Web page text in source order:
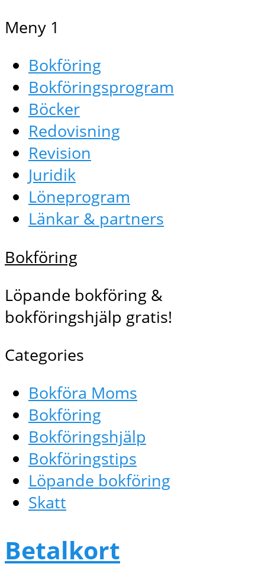
Meny 1
Bokföring
Bokföringsprogram
Böcker
Redovisning
Revision
Juridik
Löneprogram
Länkar & partners
Bokföring
Löpande bokföring &
bokföringshjälp gratis!
Categories
Bokföra Moms
Bokföring
Bokföringshjälp
Bokföringstips
Löpande bokföring
Skatt
Betalkort